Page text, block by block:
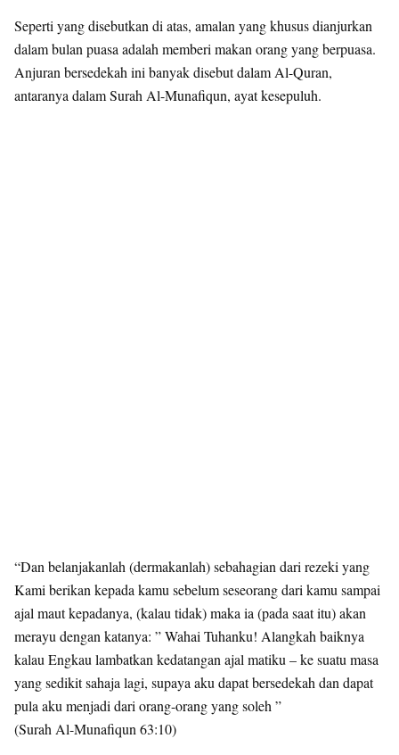
Seperti yang disebutkan di atas, amalan yang khusus dianjurkan
dalam bulan puasa adalah memberi makan orang yang berpuasa.
Anjuran bersedekah ini banyak disebut dalam Al-Quran,
antaranya dalam Surah Al-Munafiqun, ayat kesepuluh.
“Dan belanjakanlah (dermakanlah) sebahagian dari rezeki yang
Kami berikan kepada kamu sebelum seseorang dari kamu sampai
ajal maut kepadanya, (kalau tidak) maka ia (pada saat itu) akan
merayu dengan katanya: ” Wahai Tuhanku! Alangkah baiknya
kalau Engkau lambatkan kedatangan ajal matiku – ke suatu masa
yang sedikit sahaja lagi, supaya aku dapat bersedekah dan dapat
pula aku menjadi dari orang-orang yang soleh ”
(Surah Al-Munafiqun 63:10)